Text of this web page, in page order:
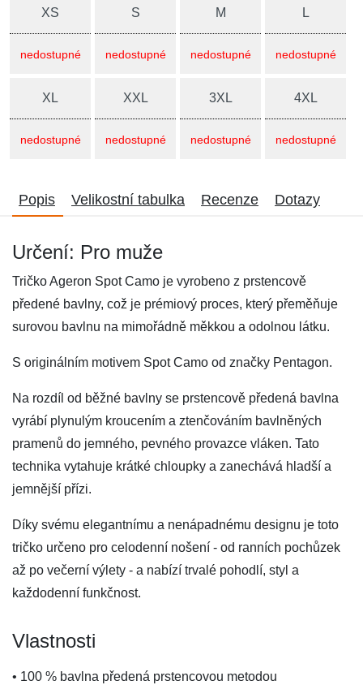
XS
nedostupné
S
nedostupné
M
nedostupné
L
nedostupné
XL
nedostupné
XXL
nedostupné
3XL
nedostupné
4XL
nedostupné
Popis Velikostní tabulka Recenze Dotazy
Určení: Pro muže
Tričko Ageron Spot Camo je vyrobeno z prstencově
předené bavlny, což je prémiový proces, který přeměňuje
surovou bavlnu na mimořádně měkkou a odolnou látku.
S originálním motivem Spot Camo od značky Pentagon.
Na rozdíl od běžné bavlny se prstencově předená bavlna
vyrábí plynulým kroucením a ztenčováním bavlněných
pramenů do jemného, ​​pevného provazce vláken. Tato
technika vytahuje krátké chloupky a zanechává hladší a
jemnější přízi.
Díky svému elegantnímu a nenápadnému designu je toto
tričko určeno pro celodenní nošení - od ranních pochůzek
až po večerní výlety - a nabízí trvalé pohodlí, styl a
každodenní funkčnost.
Vlastnosti
• 100 % bavlna předená prstencovou metodou